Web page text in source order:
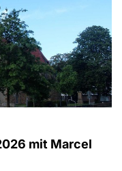
mit Marcel